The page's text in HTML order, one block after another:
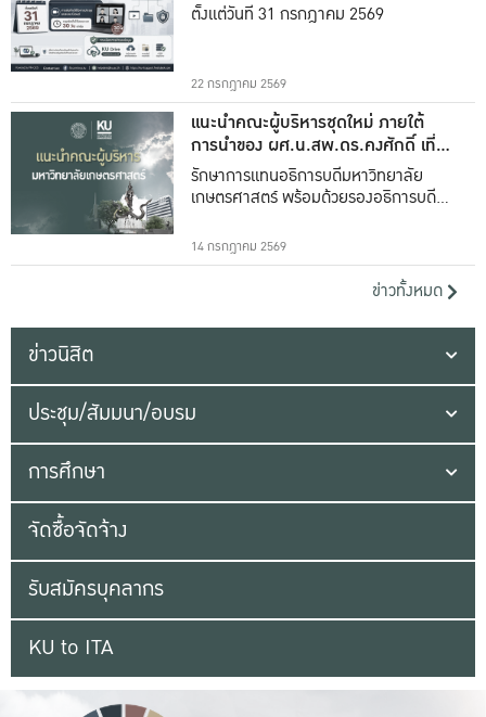
ตั้งแต่วันที่ 31 กรกฎาคม 2569
22 กรกฎาคม 2569
แนะนำคณะผู้บริหารชุดใหม่ ภายใต้
การนำของ ผศ.น.สพ.ดร.คงศักดิ์ เที่ยง
ธรรม
รักษาการแทนอธิการบดีมหาวิทยาลัย
เกษตรศาสตร์ พร้อมด้วยรองอธิการบดีทั้ง
14 กรกฎาคม 2569
ข่าวทั้งหมด
ข่าวนิสิต
ประชุม/สัมมนา/อบรม
การศึกษา
จัดซื้อจัดจ้าง
รับสมัครบุคลากร
KU to ITA